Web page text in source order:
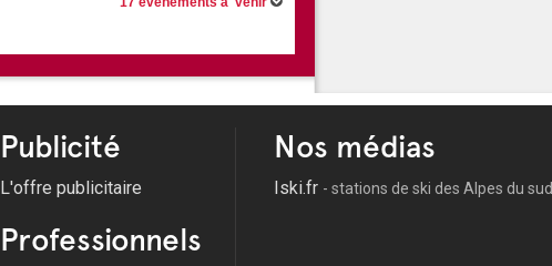
Du 01/07/2026 au 26/08/2026 -Les soirées estivales de La Favière
Voir tous les évènements
Publicité
L'offre publicitaire
Professionnels
Nos médias
Iski.fr - stations de ski des Alpes du sud